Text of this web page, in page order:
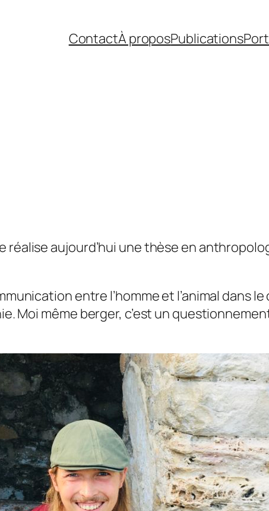
ContactÀ proposPublications
aujourd’hui une thèse en
entre l’homme et l’animal dans
Moi même berger, c’est un